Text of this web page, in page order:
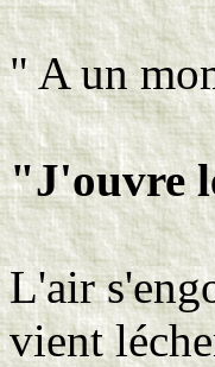
" A un
"J'ouvre
L'air
vient